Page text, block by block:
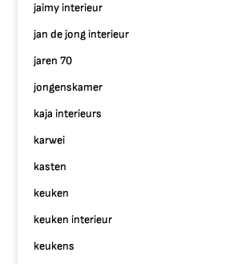
jaimy interieur
jan de jong interieur
jaren 70
jongenskamer
kaja interieurs
karwei
kasten
keuken
keuken interieur
keukens